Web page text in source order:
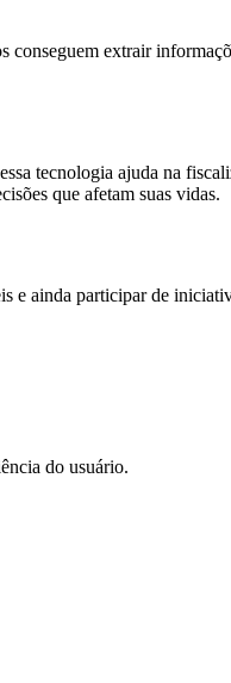
conseguem extrair
tecnologia ajuda na
que afetam suas vidas.
e ainda participar de
do usuário.